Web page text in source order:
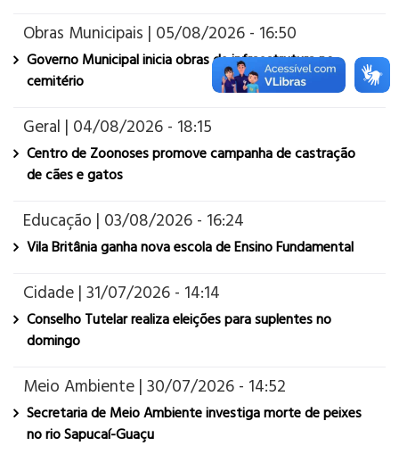
Obras Municipais | 05/08/2026 - 16:50
Governo Municipal inicia obras de infraestrutura no
cemitério
Geral | 04/08/2026 - 18:15
Centro de Zoonoses promove campanha de castração
de cães e gatos
Educação | 03/08/2026 - 16:24
Vila Britânia ganha nova escola de Ensino Fundamental
Cidade | 31/07/2026 - 14:14
Conselho Tutelar realiza eleições para suplentes no
domingo
Meio Ambiente | 30/07/2026 - 14:52
Secretaria de Meio Ambiente investiga morte de peixes
no rio Sapucaí-Guaçu